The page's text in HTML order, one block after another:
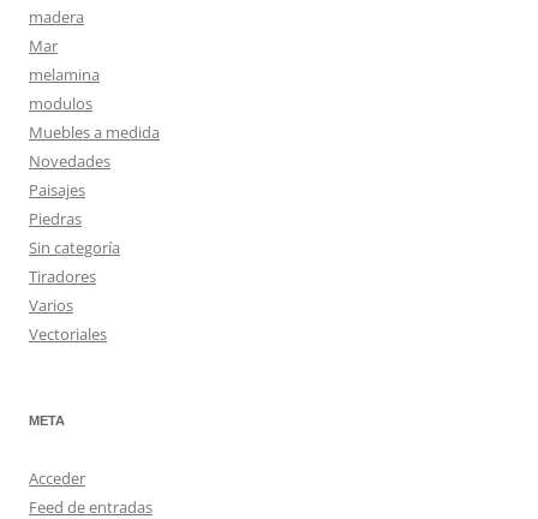
madera
Mar
melamina
modulos
Muebles a medida
Novedades
Paisajes
Piedras
Sin categoría
Tiradores
Varios
Vectoriales
META
Acceder
Feed de entradas